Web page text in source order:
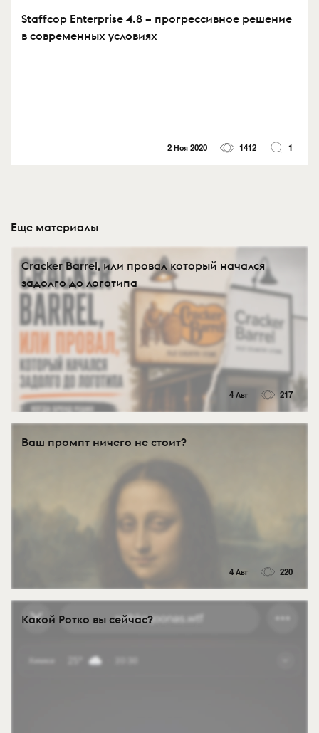
Staffcop Enterprise 4.8 – прогрессивное решение
в современных условиях
2 Ноя 2020 1412 1
Еще материалы
Cracker Barrel, или провал который начался
задолго до логотипа
4 Авг 217
Ваш промпт ничего не стоит?
4 Авг 220
Какой Ротко вы сейчас?